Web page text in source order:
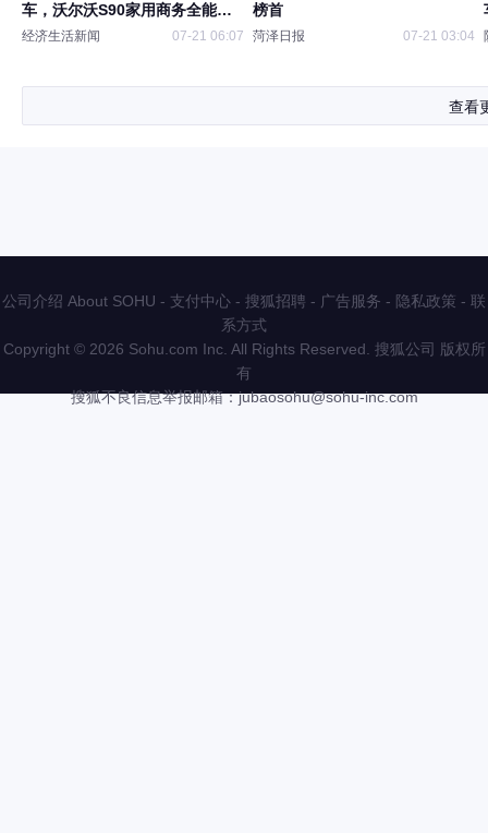
车，沃尔沃S90家用商务全能首
选
经济生活新闻 07-21 06:07
榜首
菏泽日报 07-21 03:04
查看
公司介绍 About SOHU - 支付中心 - 搜狐招聘 - 广告服务 - 隐私政策 - 联
系方式
Copyright © 2026 Sohu.com Inc. All Rights Reserved. 搜狐公司 版权所
有
搜狐不良信息举报邮箱：jubaosohu@sohu-inc.com